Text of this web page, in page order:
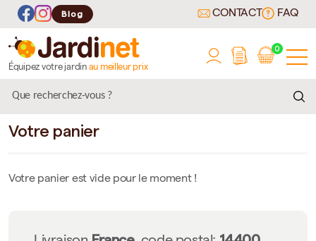
Blog CONTACT FAQ
Équipez votre jardin au meilleur prix
0
Votre panier
Votre panier est vide pour le moment !